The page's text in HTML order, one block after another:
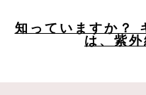
知っていますか？
は、紫外